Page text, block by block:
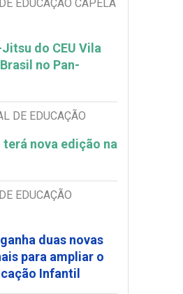
EDUCAÇÃO CAPELA
do CEU Vila
no Pan-
DE EDUCAÇÃO
nova edição na
EDUCAÇÃO
duas novas
para ampliar o
Infantil